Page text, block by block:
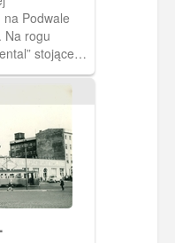
Podwale
Na rogu
stojącego
głębi
1903)